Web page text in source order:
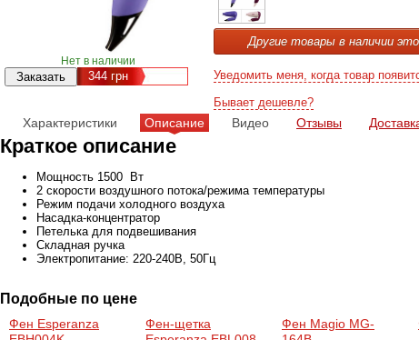
Нет в наличии
344грн
Другие товары в наличии
Уведомить меня, когда товар
Бывает дешевле?
Характеристики Описание Видео Отзывы
Краткое описание
Мощность 1500 Вт
2 скорости воздушного потока/режима температуры
Режим подачи холодного воздуха
Насадка-концентратор
Петелька для подвешивания
Складная ручка
Электропитание: 220-240В, 50Гц
Подобные по цене
Фен Esperanza
Фен-щетка
Фен Magio MG-